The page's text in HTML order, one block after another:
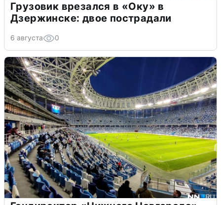
Грузовик врезался в «Оку» в
Дзержинске: двое пострадали
6 августа 0